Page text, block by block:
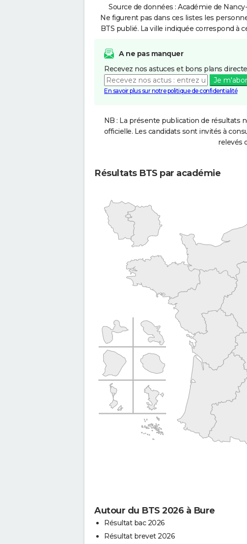
Source de données : Académie de
Ne figurent pas dans ces listes les
BTS publié. La ville indiquée correspond à
A ne pas manquer
Recevez nos astuces et bons plans
Je
En savoir plus sur notre politique de confidentialité
NB : La présente publication de résultats
officielle. Les candidats sont invités à
relevés
Résultats BTS par académie
Autour du BTS 2026 à Bure
Résultat bac 2026
Résultat brevet 2026